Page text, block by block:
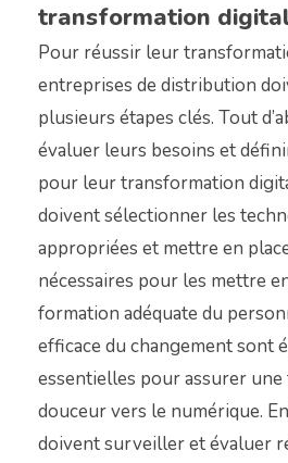
transformation
Pour réussir leur
entreprises de distribution
plusieurs étapes clés. Tout
évaluer leurs besoins et
pour leur transformation
doivent sélectionner les
appropriées et mettre en
nécessaires pour les mettre
formation adéquate du
efficace du changement sont
essentielles pour assurer
douceur vers le numérique.
doivent surveiller et évaluer